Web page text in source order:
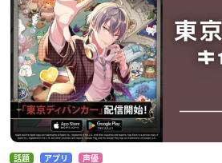
話題 アプリ 声優